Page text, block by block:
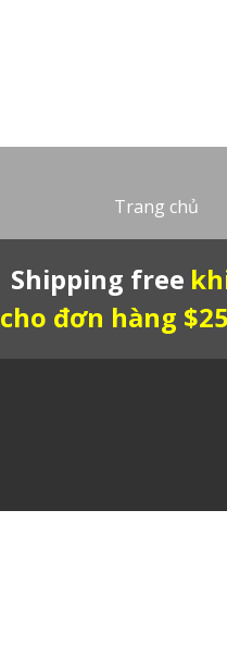
Trang chủ
Shipping free
cho đơn hàng